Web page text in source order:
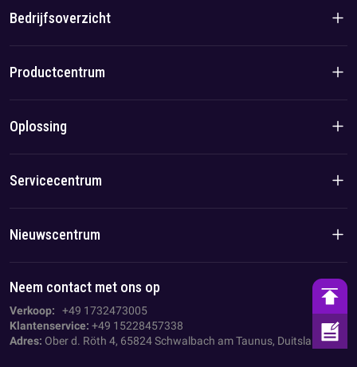
Bedrijfsoverzicht
Bedrijfsintroductie
Team-/lokaal voordeel
Productcentrum
Woonproducten
Oplossing
Oplossing
Servicecentrum
Privacybeleid
AGB
Nieuwscentrum
Bedrijfsnieuws
Branche nieuws
Neem contact met ons op
Verkoop:
+49 1732473005
Klantenservice: +49 15228457338
Adres: Ober d. Röth 4, 65824 Schwalbach am Taunus, Duitsland